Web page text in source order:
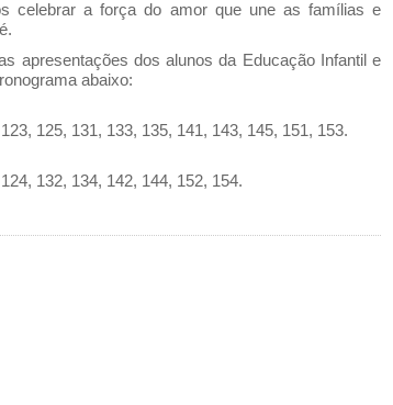
celebrar a força do amor que une as famílias e
apresentações dos alunos da Educação Infantil e
abaixo:
125, 131, 133, 135, 141, 143, 145, 151, 153.
132, 134, 142, 144, 152, 154.